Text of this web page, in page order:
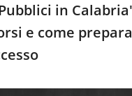
in
e come